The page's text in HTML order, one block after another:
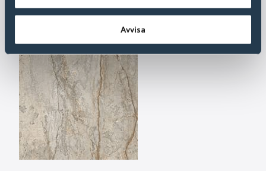
Avvisa